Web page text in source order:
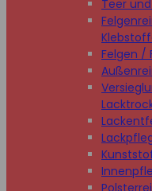
Teer
Felgen /